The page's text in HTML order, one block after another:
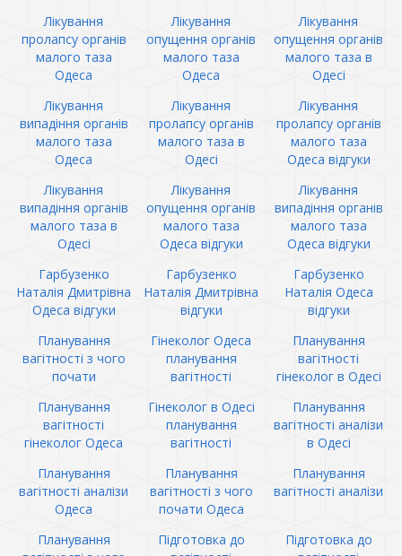
Лікування
пролапсу органів
малого таза
Одеса
Лікування
опущення органів
малого таза
Одеса
Лікування
опущення органів
малого таза в
Одесі
Лікування
випадіння органів
малого таза
Одеса
Лікування
пролапсу органів
малого таза в
Одесі
Лікування
пролапсу органів
малого таза
Одеса відгуки
Лікування
випадіння органів
малого таза в
Одесі
Лікування
опущення органів
малого таза
Одеса відгуки
Лікування
випадіння органів
малого таза
Одеса відгуки
Гарбузенко
Наталія Дмитрівна
Одеса відгуки
Гарбузенко
Наталія Дмитрівна
відгуки
Гарбузенко
Наталія Одеса
відгуки
Планування
вагітності з чого
почати
Гінеколог Одеса
планування
вагітності
Планування
вагітності
гінеколог в Одесі
Планування
вагітності
гінеколог Одеса
Гінеколог в Одесі
планування
вагітності
Планування
вагітності аналізи
в Одесі
Планування
вагітності аналізи
Одеса
Планування
вагітності з чого
почати Одеса
Планування
вагітності аналізи
Планування
Підготовка до
Підготовка до